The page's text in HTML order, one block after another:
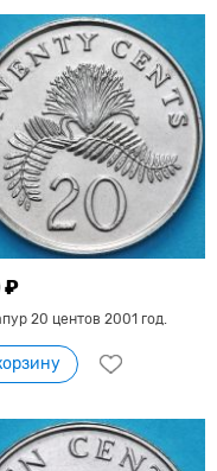
₽
20 центов 2001 год.